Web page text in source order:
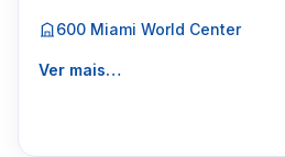
600 Miami World Center
Ver mais…